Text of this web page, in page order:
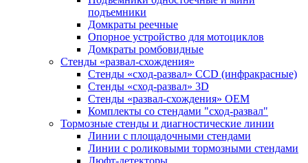
подъемники
Домкраты реечные
Опорное устройство для мотоциклов
Домкраты ромбовидные
Стенды «развал-схождения»
Стенды «сход-развал» CCD (инфракрасные)
Стенды «сход-развал» 3D
Стенды «развал-схождения» ОЕМ
Комплекты со стендами "сход-развал"
Тормозные стенды и диагностические линии
Линии с площадочными стендами
Линии с роликовыми тормозными стендами
Люфт-детекторы